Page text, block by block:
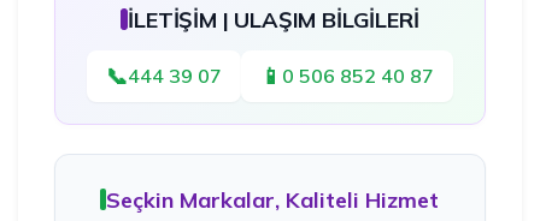
İLETİŞİM | ULAŞIM BİLGİLERİ
📞444 39 07 📱 0 506 852 40 87
Seçkin Markalar, Kaliteli Hizmet